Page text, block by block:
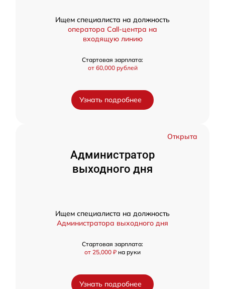
Ищем специалиста на должность
оператора Call-центра на
входящую линию
Стартовая зарплата:
от 60,000 рублей
Узнать подробнее
Открыта
Администратор
выходного дня
Ищем специалиста на должность
Администратора выходного дня
Стартовая зарплата:
от 25,000 ₽ на руки
Узнать подробнее